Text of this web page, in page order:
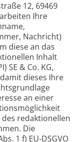
12, 69469
Ihre
Nachricht)
diese an das
Inhalt
SE & Co. KG,
dieses Ihre
an einer
redaktionellen
Die
1 f) EU-DSGVO